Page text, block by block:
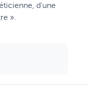
d'une
».